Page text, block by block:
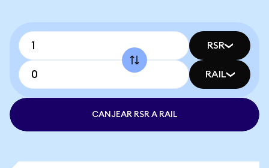
RSR
RAIL
CANJEAR RSR A RAIL